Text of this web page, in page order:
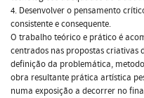
4. Desenvolver o pensamento
consistente e consequente.
O trabalho teórico e prático é
centrados nas propostas criativas
definição da problemática,
obra resultante prática artística
numa exposição a decorrer no